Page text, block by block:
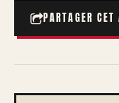
PARTAGER